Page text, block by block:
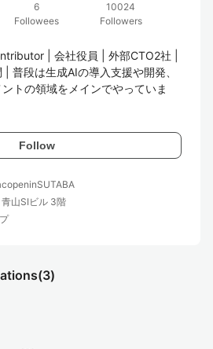
6
Followees
10024
Followers
| 会社役員 | 外部CTO2社 |
| 普段は生成AIの導入支援や開発、
トの領域をメインでやっていま
Follow
山SIビル 3階
(3)